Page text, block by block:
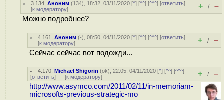
3.134 ,Аноним (134), 18:32, 03/11/2020 [^] [^^] [^^^] [ответить]
[к модератору] + / –
Можно подробнее?
4.161 ,Аноним (-), 08:50, 04/11/2020 [^] [^^] [^^^] [ответить]
[к модератору] + / –
Сейчас сейчас вот подожди...
4.170 ,Michael Shigorin (ok), 22:05, 04/11/2020 [^] [^^] [^^^]
[ответить] [к модератору] + / –
http://www.asymco.com/2011/02/11/in-memoriam-
microsofts-previous-strategic-mo